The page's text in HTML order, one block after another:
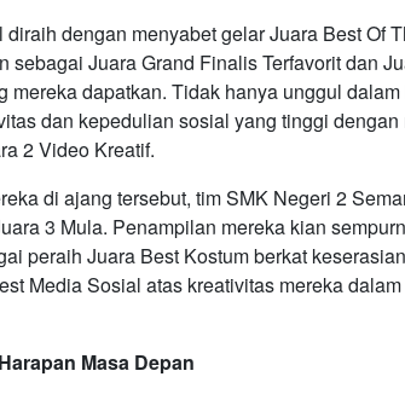
dengan menyabet gelar Juara Best Of
sebagai Juara Grand Finalis Terfavorit dan
mereka dapatkan. Tidak hanya unggul
dan kepedulian sosial yang tinggi
2 Video Kreatif.
di ajang tersebut, tim SMK Negeri 2
3 Mula. Penampilan mereka kian
peraih Juara Best Kostum berkat
Media Sosial atas kreativitas mereka
Masa Depan